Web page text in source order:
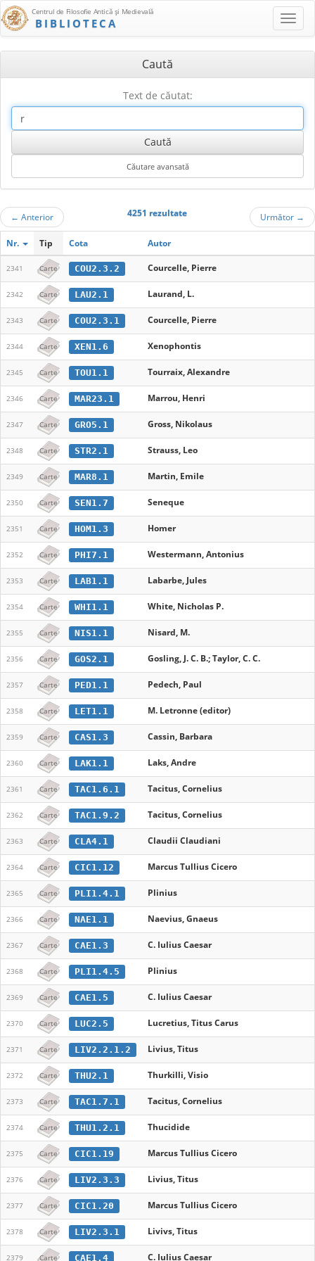
Centrul de Filosofie Antică şi Medievală
BIBLIOTECA
Caută
Text de căutat:
← Anterior 4251 rezultate Următor →
Nr. Tip Cota Autor
2341 Carte COU2.3.2 Courcelle, Pierre
2342 Carte LAU2.1 Laurand, L.
2343 Carte COU2.3.1 Courcelle, Pierre
2344 Carte XEN1.6 Xenophontis
2345 Carte TOU1.1 Tourraix, Alexandre
2346 Carte MAR23.1 Marrou, Henri
2347 Carte GRO5.1 Gross, Nikolaus
2348 Carte STR2.1 Strauss, Leo
2349 Carte MAR8.1 Martin, Emile
2350 Carte SEN1.7 Seneque
2351 Carte HOM1.3 Homer
2352 Carte PHI7.1 Westermann, Antonius
2353 Carte LAB1.1 Labarbe, Jules
2354 Carte WHI1.1 White, Nicholas P.
2355 Carte NIS1.1 Nisard, M.
2356 Carte GOS2.1 Gosling, J. C. B.; Taylor, C. C.
2357 Carte PED1.1 Pedech, Paul
2358 Carte LET1.1 M. Letronne (editor)
2359 Carte CAS1.3 Cassin, Barbara
2360 Carte LAK1.1 Laks, Andre
2361 Carte TAC1.6.1 Tacitus, Cornelius
2362 Carte TAC1.9.2 Tacitus, Cornelius
2363 Carte CLA4.1 Claudii Claudiani
2364 Carte CIC1.12 Marcus Tullius Cicero
2365 Carte PLI1.4.1 Plinius
2366 Carte NAE1.1 Naevius, Gnaeus
2367 Carte CAE1.3 C. Iulius Caesar
2368 Carte PLI1.4.5 Plinius
2369 Carte CAE1.5 C. Iulius Caesar
2370 Carte LUC2.5 Lucretius, Titus Carus
2371 Carte LIV2.2.1.2 Livius, Titus
2372 Carte THU2.1 Thurkilli, Visio
2373 Carte TAC1.7.1 Tacitus, Cornelius
2374 Carte THU1.2.1 Thucidide
2375 Carte CIC1.19 Marcus Tullius Cicero
2376 Carte LIV2.3.3 Livius, Titus
2377 Carte CIC1.20 Marcus Tullius Cicero
2378 Carte LIV2.3.1 Livivs, Titus
2379 Carte CAE1.4 C. Iulius Caesar